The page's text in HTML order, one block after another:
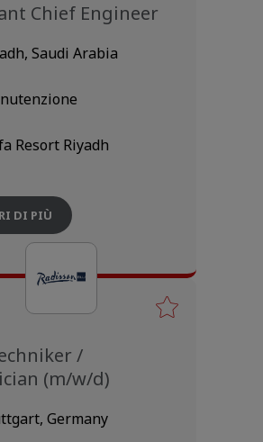
Chief Engineer
Saudi Arabia
Resort Riyadh
DI PIÙ
/
(m/w/d)
Germany